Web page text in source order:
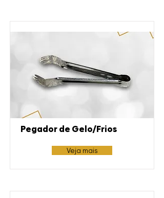
Pegador de Gelo/Frios
Veja mais